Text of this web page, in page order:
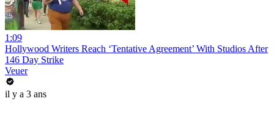
1:09
Hollywood Writers Reach ‘Tentative Agreement’ With Studios After
146 Day Strike
Veuer
il y a 3 ans